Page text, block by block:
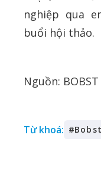
nghiệp qua
buổi hội thảo.
Nguồn:
Từ khoá: #Bobst